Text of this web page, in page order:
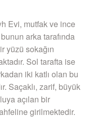
Evi, mutfak ve ince
arka tarafında
yüzü sokağın
Sol tarafta ise
iki katlı olan bu
Saçaklı, zarif, büyük
açılan bir
girilmektedir.